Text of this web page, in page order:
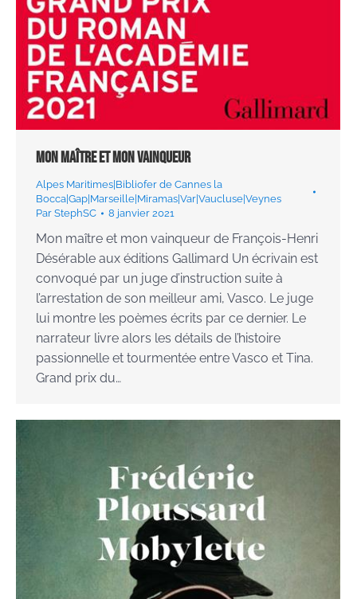
Mon maître et mon vainqueur
Alpes Maritimes|Bibliofer de Cannes la
Bocca|Gap|Marseille|Miramas|Var|Vaucluse|Veynes
Par StephSC 8 janvier 2021
Mon maître et mon vainqueur de François-Henri
Désérable aux éditions Gallimard Un écrivain est
convoqué par un juge d’instruction suite à
l’arrestation de son meilleur ami, Vasco. Le juge
lui montre les poèmes écrits par ce dernier. Le
narrateur livre alors les détails de l’histoire
passionnelle et tourmentée entre Vasco et Tina.
Grand prix du…